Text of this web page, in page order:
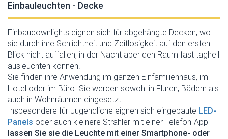
Einbauleuchten - Decke
Einbaudownlights eignen sich für abgehängte Decken, wo
sie durch ihre Schlichtheit und Zeitlosigkeit auf den ersten
Blick nicht auffallen, in der Nacht aber den Raum fast taghell
ausleuchten können.
Sie finden ihre Anwendung im ganzen Einfamilienhaus, im
Hotel oder im Büro. Sie werden sowohl in Fluren, Bädern als
auch in Wohnräumen eingesetzt.
Insbesondere für Jugendliche eignen sich eingebaute LED-
Panels oder auch kleinere Strahler mit einer Telefon-App -
lassen Sie sie die Leuchte mit einer Smartphone- oder